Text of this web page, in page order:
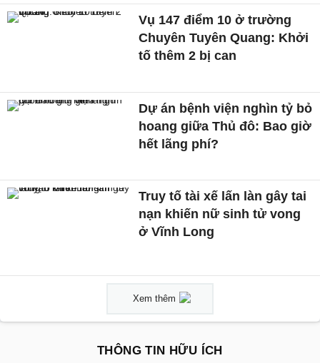
Vụ 147 điểm 10 ở trường
Chuyên Tuyên Quang: Khởi
tố thêm 2 bị can
Dự án bệnh viện nghìn tỷ bỏ
hoang giữa Thủ đô: Bao giờ
hết lãng phí?
Truy tố tài xế lấn làn gây tai
nạn khiến nữ sinh tử vong
ở Vĩnh Long
Xem thêm
THÔNG TIN HỮU ÍCH